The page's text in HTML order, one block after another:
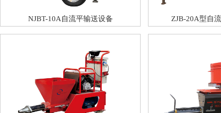
NJBT-10A自流平输送设备 ZJB-20A型自